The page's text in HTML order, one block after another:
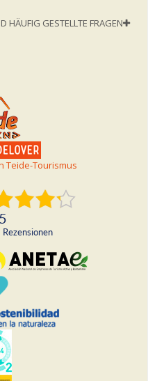
HÄUFIG GESTELLTE FRAGEN
Teide-Tourismus
rezensionen